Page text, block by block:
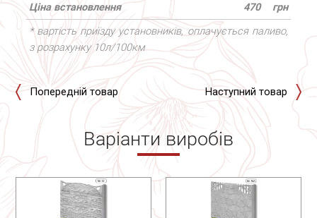
Ціна встановлення
470
грн
* вартість приїзду установників, оплачується паливо,
з розрахунку 10л/100км
Попередній товар Наступний товар
Варіанти виробів